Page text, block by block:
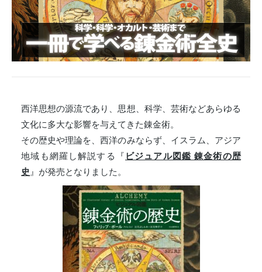
西洋思想の源流であり、思想、科学、芸術などあらゆる
文化に多大な影響を与えてきた錬金術。
その歴史や理論を、西洋のみならず、イスラム、アジア
地域も網羅し解説する『 ビジュアル図鑑 錬金術の歴
史 』が発売となりました。